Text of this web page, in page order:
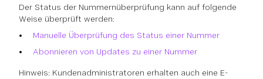
Der Status der Nummernüberprüfung kann auf folgende
Weise überprüft werden:
Manuelle Überprüfung des Status einer Nummer
Abonnieren von Updates zu einer Nummer
Hinweis: Kundenadministratoren erhalten auch eine E-